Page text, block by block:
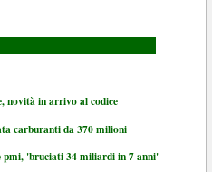
novità in arrivo al codice
carburanti da 370 milioni
'bruciati 34 miliardi in 7 anni'